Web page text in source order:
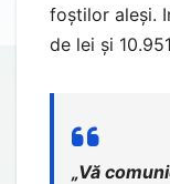
foștilor aleși.
de lei și
„Vă